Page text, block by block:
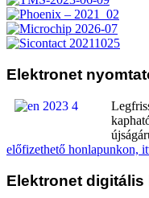
Elektronet
előfizethető honlapunkon,
Elektronet digitális